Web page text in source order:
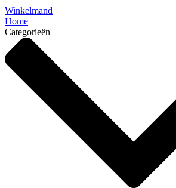
Winkelmand
Home
Categorieën